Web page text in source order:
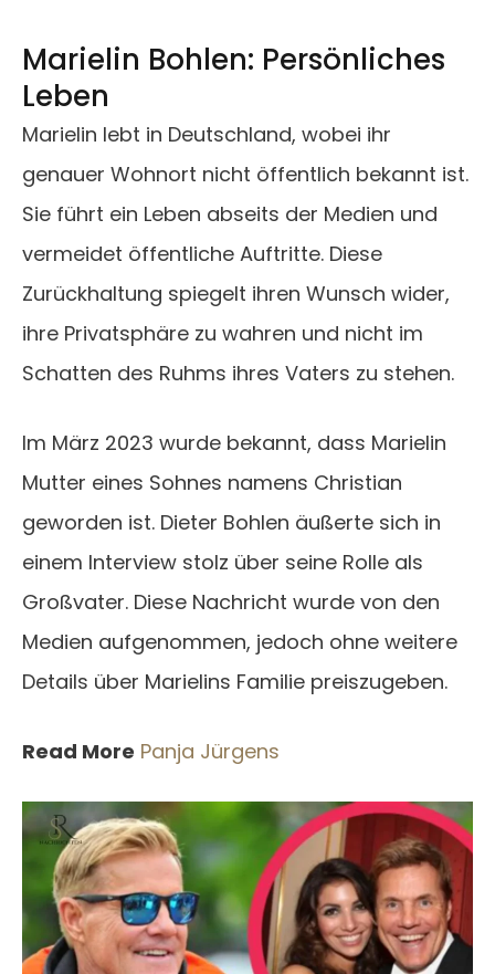
Marielin Bohlen: Persönliches
Leben
Marielin lebt in Deutschland, wobei ihr
genauer Wohnort nicht öffentlich bekannt ist.
Sie führt ein Leben abseits der Medien und
vermeidet öffentliche Auftritte. Diese
Zurückhaltung spiegelt ihren Wunsch wider,
ihre Privatsphäre zu wahren und nicht im
Schatten des Ruhms ihres Vaters zu stehen.
Im März 2023 wurde bekannt, dass Marielin
Mutter eines Sohnes namens Christian
geworden ist. Dieter Bohlen äußerte sich in
einem Interview stolz über seine Rolle als
Großvater. Diese Nachricht wurde von den
Medien aufgenommen, jedoch ohne weitere
Details über Marielins Familie preiszugeben.
Read More Panja Jürgens